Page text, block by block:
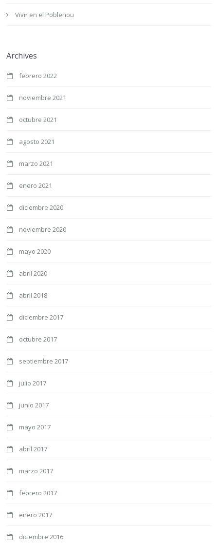
Vivir en el Poblenou
Archives
febrero 2022
noviembre 2021
octubre 2021
agosto 2021
marzo 2021
enero 2021
diciembre 2020
noviembre 2020
mayo 2020
abril 2020
abril 2018
diciembre 2017
octubre 2017
septiembre 2017
julio 2017
junio 2017
mayo 2017
abril 2017
marzo 2017
febrero 2017
enero 2017
diciembre 2016